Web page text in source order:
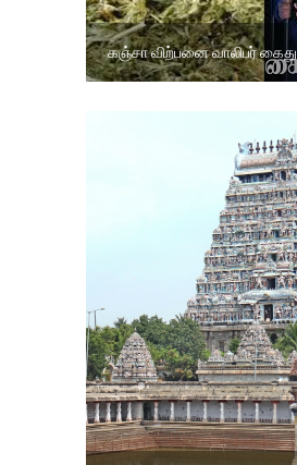
கஞ்சா விற்பனை வாலிபர் கைது.